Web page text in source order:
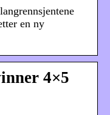
en ny
4×5